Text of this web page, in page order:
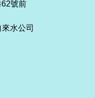
號前
水公司